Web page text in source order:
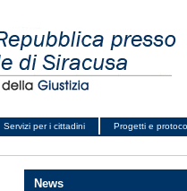
Servizi per i cittadini
Progetti e
News